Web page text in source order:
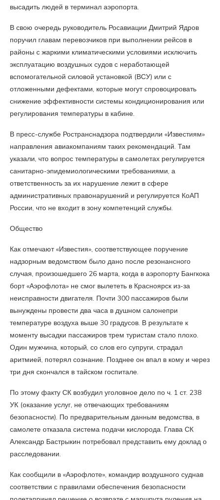
высадить людей в терминал аэропорта.
В свою очередь руководитель Росавиации Дмитрий Ядров
поручил главам перевозчиков при выполнении рейсов в
районы с жаркими климатическими условиями исключить
эксплуатацию воздушных судов с неработающей
вспомогательной силовой установкой (ВСУ) или с
отложенными дефектами, которые могут спровоцировать
снижение эффективности системы кондиционирования или
регулирования температуры в кабине.
В пресс-службе Ространснадзора подтвердили «Известиям»
направления авиакомпаниям таких рекомендаций. Там
указали, что вопрос температуры в самолетах регулируется
санитарно-эпидемиологическими требованиями, а
ответственность за их нарушение лежит в сфере
административных правонарушений и регулируется КоАП
России, что не входит в зону компетенций службы.
Общество
Как отмечают «Известия», соответствующее поручение
надзорным ведомством было дано после резонансного
случая, произошедшего 26 марта, когда в аэропорту Бангкока
борт «Аэрофлота» не смог вылететь в Красноярск из-за
неисправности двигателя. Почти 300 пассажиров были
вынуждены провести два часа в душном салонепри
температуре воздуха выше 30 градусов. В результате к
моменту высадки пассажиров трем туристам стало плохо.
Один мужчина, который, со слов его супруги, страдал
аритмией, потерял сознание. Позднее он впал в кому и через
три дня скончался в тайском госпитале.
По этому факту СК возбудил уголовное дело по ч. 1 ст. 238
УК (оказание услуг, не отвечающих требованиям
безопасности). По предварительным данным ведомства, в
самолете отказала система подачи кислорода. Глава СК
Александр Бастрыкин потребовал представить ему доклад о
расследовании.
Как сообщили в «Аэрофлоте», командир воздушного суднав
соответствии с правилами обеспечения безопасности